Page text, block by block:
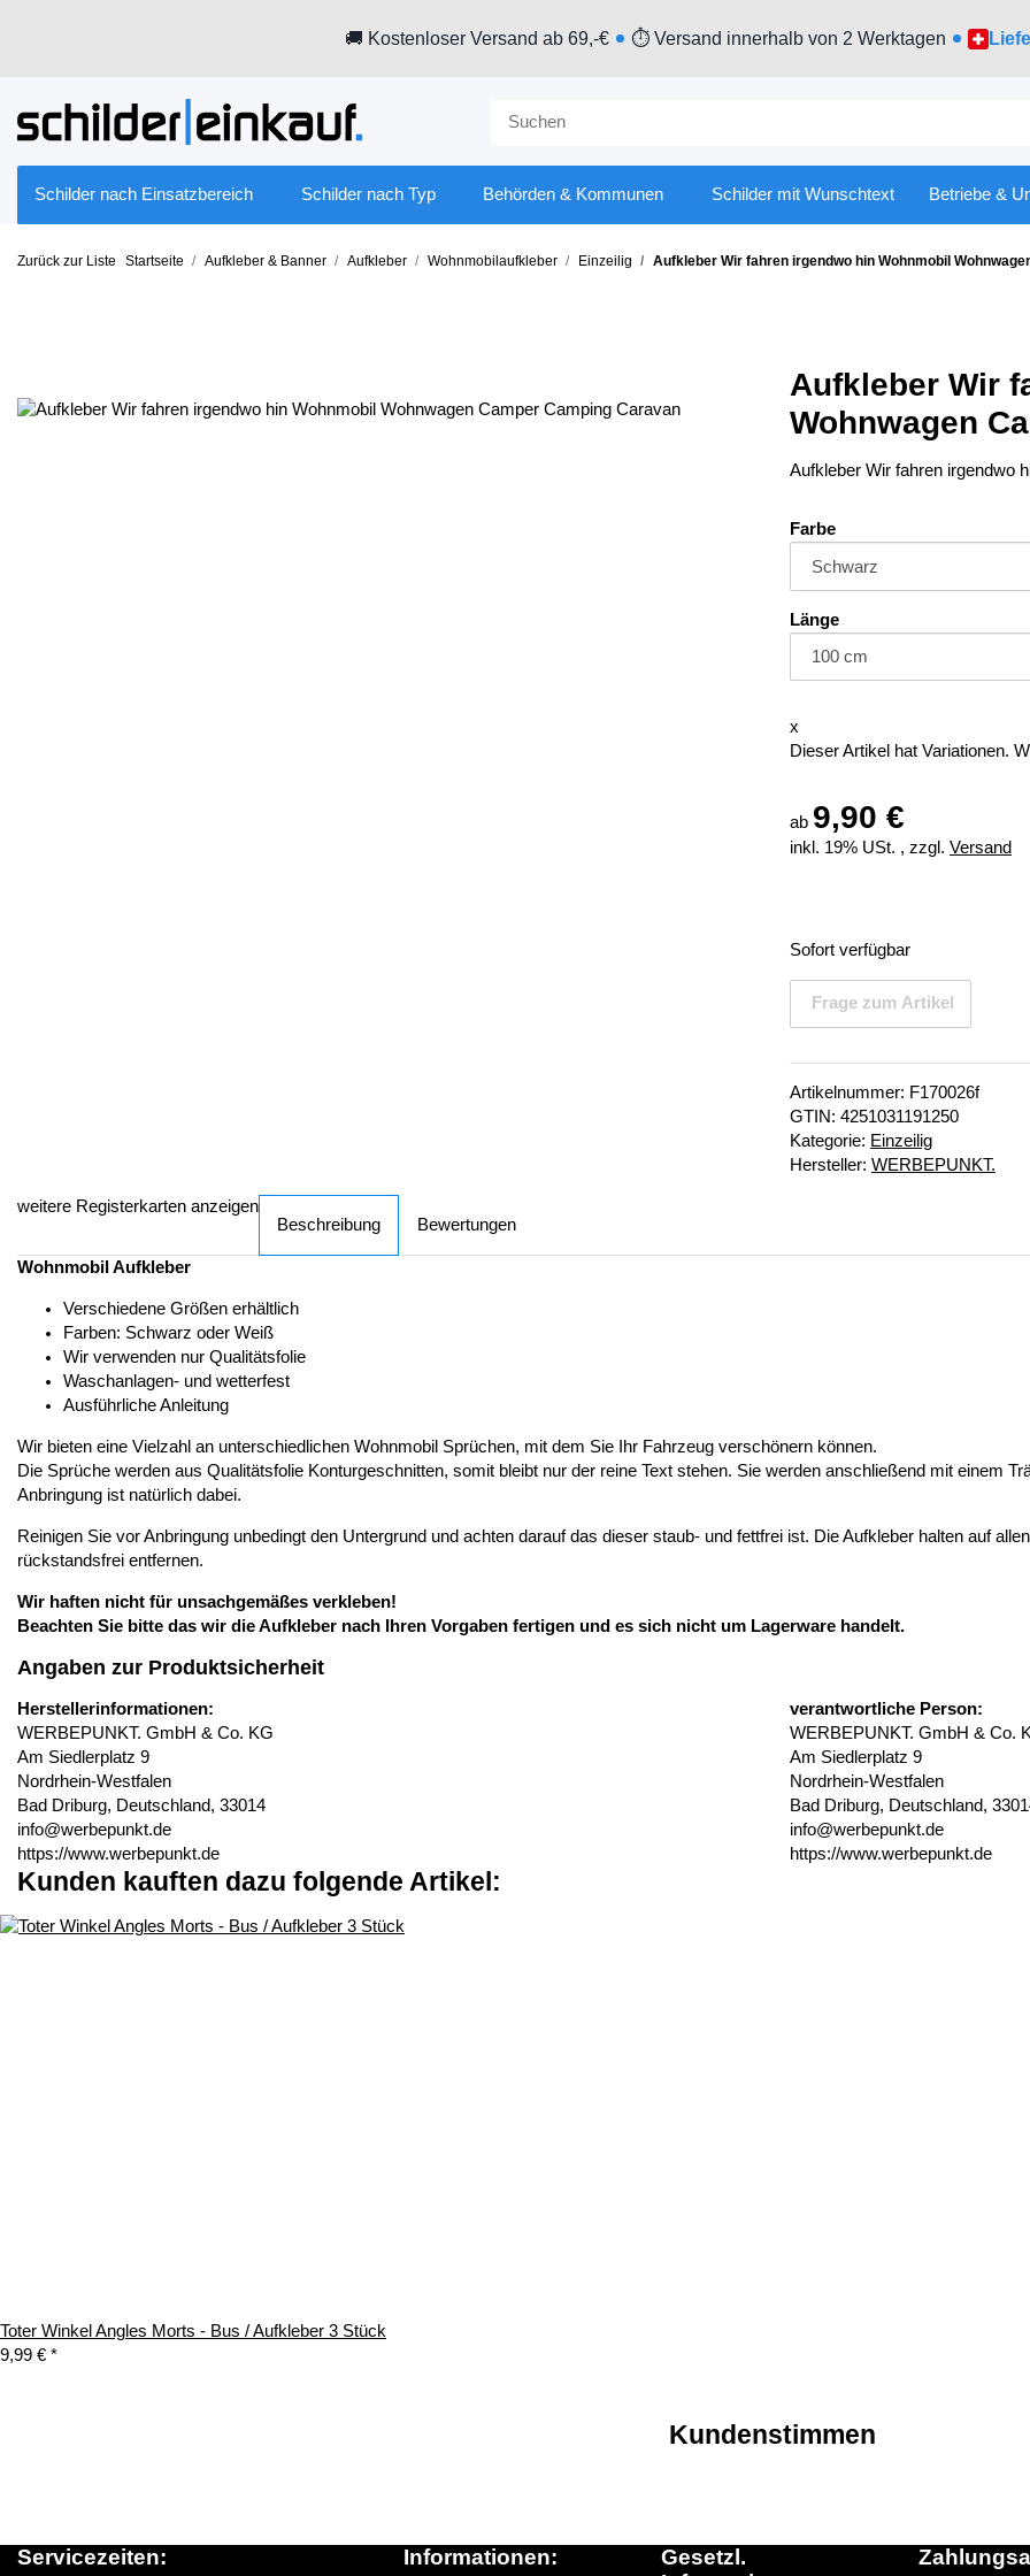
🚚 Kostenloser Versand ab 69,-€ ⏱ Versand innerhalb von 2 Werktagen
Schilder nach Einsatzbereich Schilder nach Typ Behörden & Kommunen Schilder mit Wunschtext Betriebe &
Zurück zur Liste Startseite Aufkleber & Banner Aufkleber Wohnmobilaufkleber Einzeilig Aufkleber Wir fahren irgendwo hin Wohnmobil
Aufkleber Wir
Wohnwagen
Aufkleber Wir fahren irgendwo
Farbe
Länge
x
Dieser Artikel hat Variationen.
ab 9,90 €
inkl. 19% USt. , zzgl. Versand
Sofort verfügbar
Frage zum Artikel
Artikelnummer: F170026f
GTIN: 4251031191250
Kategorie: Einzeilig
Hersteller: WERBEPUNKT.
weitere Registerkarten anzeigen
Beschreibung
Bewertungen
Wohnmobil Aufkleber
Verschiedene Größen erhältlich
Farben: Schwarz oder Weiß
Wir verwenden nur Qualitätsfolie
Waschanlagen- und wetterfest
Ausführliche Anleitung
Wir bieten eine Vielzahl an unterschiedlichen Wohnmobil Sprüchen, mit dem Sie Ihr Fahrzeug verschönern können.
Die Sprüche werden aus Qualitätsfolie Konturgeschnitten, somit bleibt nur der reine Text stehen. Sie werden anschließend mit einem
Anbringung ist natürlich dabei.
Reinigen Sie vor Anbringung unbedingt den Untergrund und achten darauf das dieser staub- und fettfrei ist. Die Aufkleber halten auf
rückstandsfrei entfernen.
Wir haften nicht für unsachgemäßes verkleben!
Beachten Sie bitte das wir die Aufkleber nach Ihren Vorgaben fertigen und es sich nicht um Lagerware handelt.
Angaben zur Produktsicherheit
Herstellerinformationen:
WERBEPUNKT. GmbH & Co. KG
Am Siedlerplatz 9
Nordrhein-Westfalen
Bad Driburg, Deutschland, 33014
info@werbepunkt.de
https://www.werbepunkt.de
verantwortliche Person:
WERBEPUNKT. GmbH & Co.
Am Siedlerplatz 9
Nordrhein-Westfalen
Bad Driburg, Deutschland,
info@werbepunkt.de
https://www.werbepunkt.de
Kunden kauften dazu folgende Artikel:
Toter Winkel Angles Morts - Bus / Aufkleber 3 Stück
9,99 € *
Kundenstimmen
Servicezeiten: Informationen:
Gesetzl.